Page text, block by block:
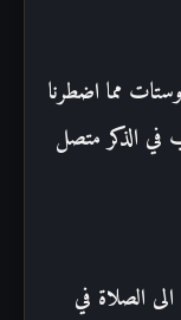
مما اضطرنا
في الذكر متصل
الصلاة في